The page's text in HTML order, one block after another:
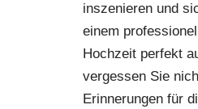
inszenieren und
einem
Hochzeit perfekt
vergessen Sie
Erinnerungen für